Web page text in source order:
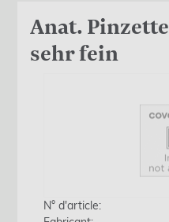
Anat.
sehr fein
N° d'article: